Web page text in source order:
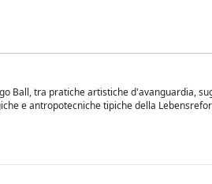
Ball, tra pratiche artistiche d'avanguardia,
e antropotecniche tipiche della